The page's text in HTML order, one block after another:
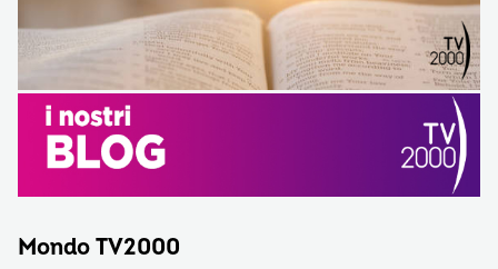
Mondo TV2000